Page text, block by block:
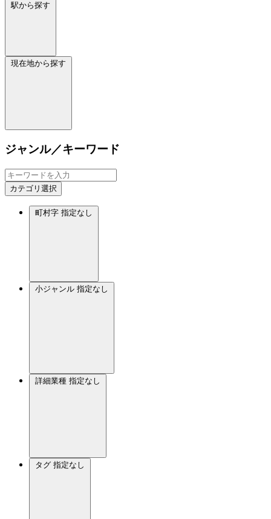
駅から探す
現在地から探す
ジャンル／キーワード
カテゴリ選択
町村字 指定なし
小ジャンル 指定なし
詳細業種 指定なし
タグ 指定なし